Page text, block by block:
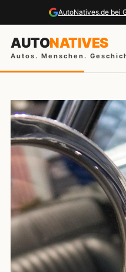
AutoNatives.de bei
AUTONATIVES
Autos. Menschen.